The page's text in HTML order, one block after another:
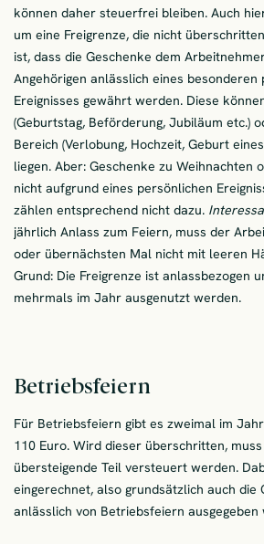
können daher steuerfrei bleiben. Auch
um eine Freigrenze, die nicht
ist, dass die Geschenke dem
Angehörigen anlässlich eines besonderen
Ereignisses gewährt werden. Diese
(Geburtstag, Beförderung, Jubiläum etc.)
Bereich (Verlobung, Hochzeit, Geburt
liegen. Aber: Geschenke zu Weihnachten
nicht aufgrund eines persönlichen
zählen entsprechend nicht dazu.
jährlich Anlass zum Feiern, muss der
oder übernächsten Mal nicht mit leeren
Grund: Die Freigrenze ist anlassbezogen
mehrmals im Jahr ausgenutzt werden.
Betriebsfeiern
Für Betriebsfeiern gibt es zweimal im
110 Euro. Wird dieser überschritten,
übersteigende Teil versteuert werden.
eingerechnet, also grundsätzlich auch die
anlässlich von Betriebsfeiern ausgegeben